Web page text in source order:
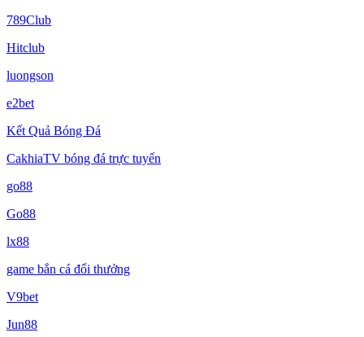
789Club
Hitclub
luongson
e2bet
Kết Quả Bóng Đá
CakhiaTV bóng đá trực tuyến
go88
Go88
lx88
game bắn cá đổi thưởng
V9bet
Jun88